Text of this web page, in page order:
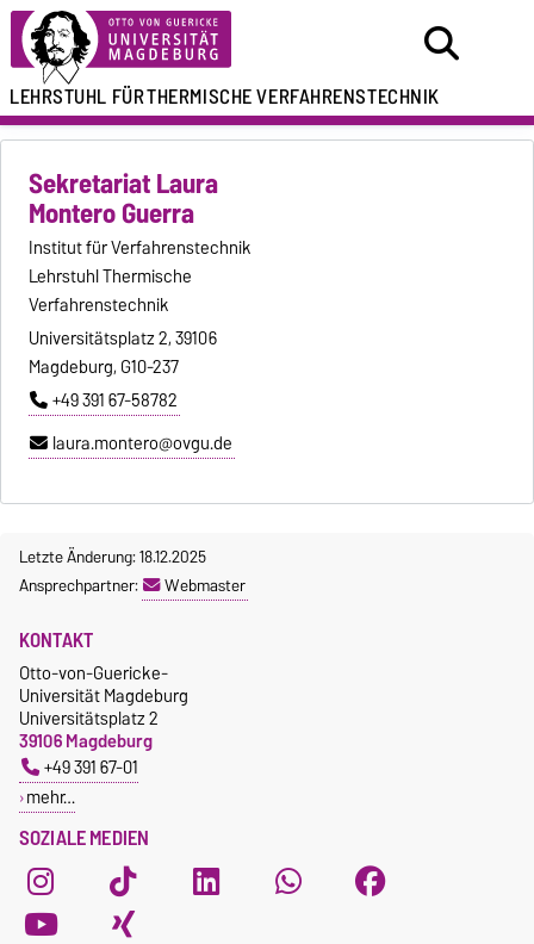
LEHRSTUHL FÜRTHERMISCHE VERFAHRENSTECHNIK
Sekretariat Laura
Montero Guerra
Institut für Verfahrenstechnik
Lehrstuhl Thermische
Verfahrenstechnik
Universitätsplatz 2, 39106
Magdeburg, G10-237
+49 391 67-58782
laura.montero@ovgu.de
Letzte Änderung: 18.12.2025
Ansprechpartner:
Webmaster
SOZIALE MEDIEN
KONTAKT
Otto-von-Guericke-
Universität Magdeburg
Universitätsplatz 2
39106 Magdeburg
+49 391 67-01
mehr…